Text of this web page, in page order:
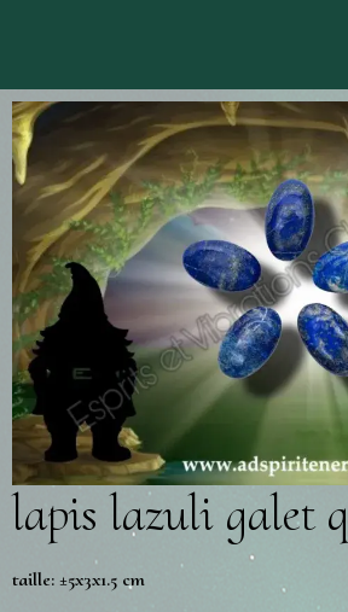
lapis lazuli galet
taille: ±5x3x1.5 cm